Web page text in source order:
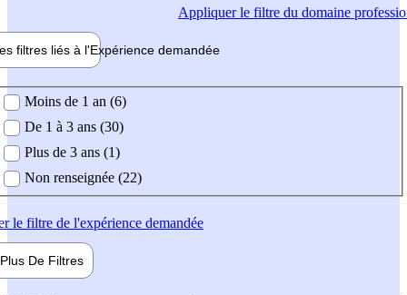
Appliquerle filtre du domaine
filtres liés à l'Expérience demandée
demandée
Moins de 1 an (6)
De 1 à 3 ans (30)
Plus de 3 ans (1)
Non renseignée (22)
le filtre de l'expérience demandée
Plus De Filtres